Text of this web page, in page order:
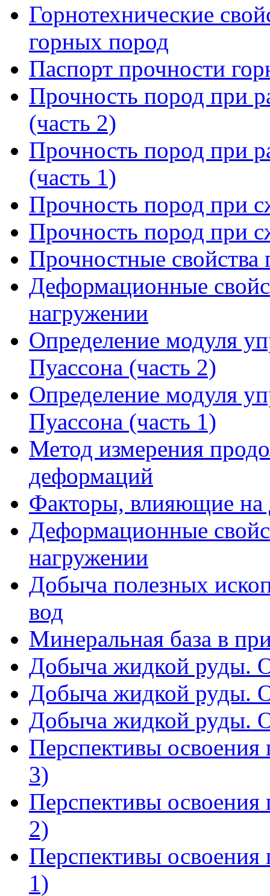
Горнотехнические
горных пород
Паспорт прочности
Прочность пород при
(часть 2)
Прочность пород при
(часть 1)
Прочность пород при
Прочность пород при
Прочностные
Деформационные
нагружении
Определение модуля
Пуассона (часть 2)
Определение модуля
Пуассона (часть 1)
Метод измерения
деформаций
Факторы, влияющие на
Деформационные
нагружении
Добыча полезных
вод
Минеральная база в
Добыча жидкой руды.
Добыча жидкой руды.
Добыча жидкой руды.
Перспективы освоения
3)
Перспективы освоения
2)
Перспективы освоения
1)